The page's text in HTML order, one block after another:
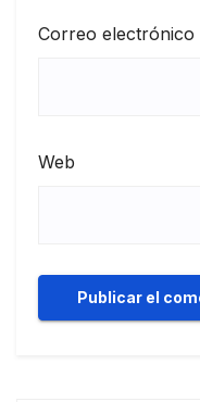
Correo electrónico
Web